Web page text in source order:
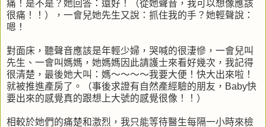
痛！是不是？她回答：還好！（從她聲音，我可以想像應該
很痛！！），一會兒她先生又說：抓住我的手？她輕聲說：
嗯！
對面床，聽聲音應該是年輕少婦，哭喊的很淒慘，一會兒叫
先生、一會叫媽媽，她媽媽因此請護士來看好幾次，我記得
很清楚，最後她大叫：媽～～～～我要大便！快大出來啦！
就被推進產房了。（事後求證有自然產經驗的朋友，Baby快
要出來的感覺真的跟想上大號的感覺很像！！）
相較於她們的痛楚和激烈，我只能等待醫生每隔一小時來檢